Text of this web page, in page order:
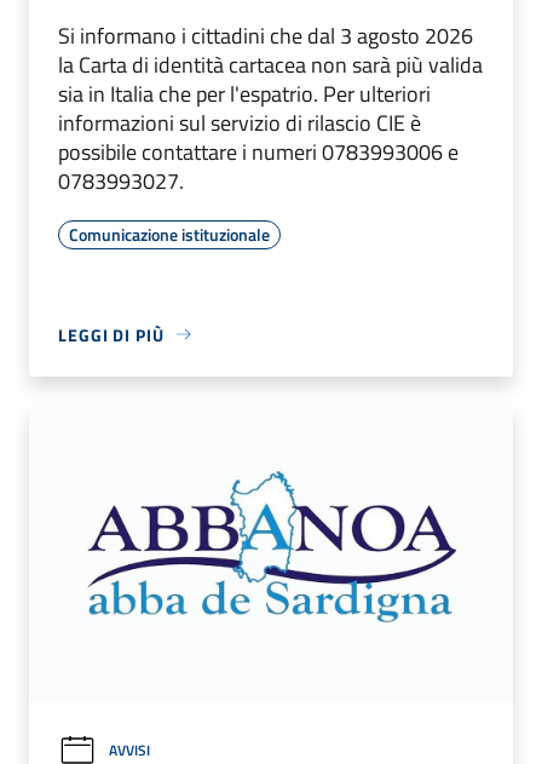
Si informano i cittadini che dal 3 agosto 2026
la Carta di identità cartacea non sarà più valida
sia in Italia che per l'espatrio. Per ulteriori
informazioni sul servizio di rilascio CIE è
possibile contattare i numeri 0783993006 e
0783993027.
Comunicazione istituzionale
LEGGI DI PIÙ
AVVISI